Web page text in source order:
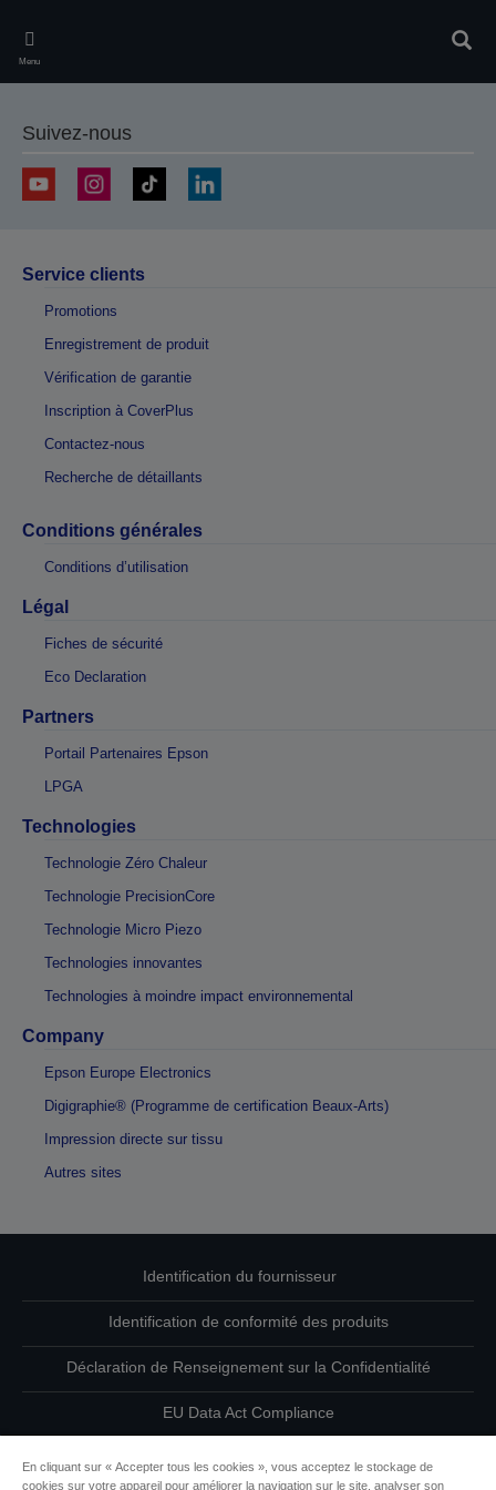
main
content
Menu
Suivez-nous
Service clients
Promotions
Enregistrement de produit
Vérification de garantie
Inscription à CoverPlus
Contactez-nous
Recherche de détaillants
Conditions générales
Conditions d’utilisation
Légal
Fiches de sécurité
Eco Declaration
Partners
Portail Partenaires Epson
LPGA
Technologies
Technologie Zéro Chaleur
Technologie PrecisionCore
Technologie Micro Piezo
Technologies innovantes
Technologies à moindre impact environnemental
Company
Epson Europe Electronics
Digigraphie® (Programme de certification Beaux-Arts)
Impression directe sur tissu
Autres sites
Identification du fournisseur
Identification de conformité des produits
Déclaration de Renseignement sur la Confidentialité
EU Data Act Compliance
En cliquant sur « Accepter tous les cookies », vous acceptez le stockage de
cookies sur votre appareil pour améliorer la navigation sur le site, analyser son